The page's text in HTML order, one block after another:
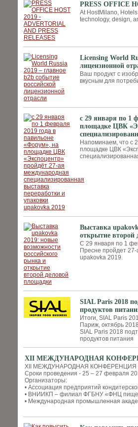
PRESS OFFICE
At HostMilano,
technology, design,
Licensing World
лицензионной
Ваш продукт с
вкусным для
с 29 января по 1
площадке ЦВК
Напоминаем, что с
площадке ЦВК
Выставка
открытие второй
С 29 января по 1
Пресне пройдет
upakovka 2019.
SIAL Paris 2018
продуктов
Итоги, SIAL Paris
Париж, октябрь 2018
SIAL Paris 2018
продуктов питания
XII МЕЖДУНАРОДНАЯ
XII МЕЖДУНАРОДНАЯ КОНФЕРЕНЦИЯ
Сроки проведения - 25 – 27 февраля
Организаторы:
• Ассоциация предприятий
• ВНИИКП – филиал ФГБНУ «ФНЦ
• Международная промышленная